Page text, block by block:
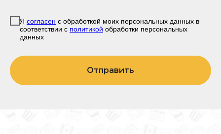
Я согласен с обработкой моих персональных данных в
соответствии с политикой обработки персональных
данных
Отправить